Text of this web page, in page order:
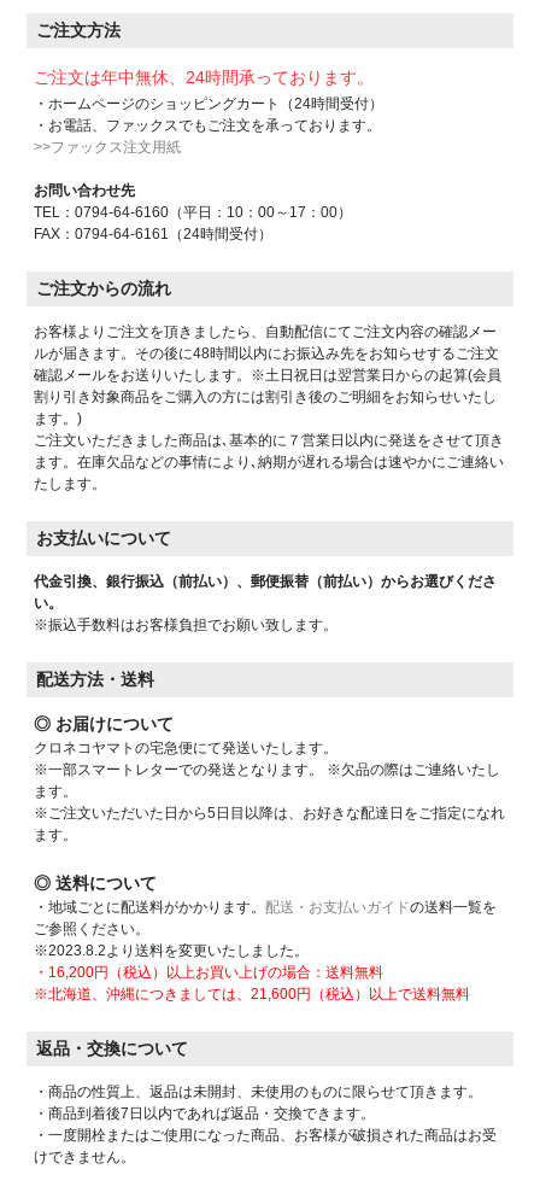
ご注文方法
ご注文は年中無休、24時間承っております。
・ホームページのショッピングカート（24時間受付）
・お電話、ファックスでもご注文を承っております。
>>ファックス注文用紙
お問い合わせ先
TEL：0794-64-6160（平日：10：00～17：00）
FAX：0794-64-6161（24時間受付）
ご注文からの流れ
お客様よりご注文を頂きましたら、自動配信にてご注文内容の確認メー
ルが届きます。その後に48時間以内にお振込み先をお知らせするご注文
確認メールをお送りいたします。※土日祝日は翌営業日からの起算(会員
割り引き対象商品をご購入の方には割引き後のご明細をお知らせいたし
ます。)
ご注文いただきました商品は､基本的に７営業日以内に発送をさせて頂き
ます。在庫欠品などの事情により､納期が遅れる場合は速やかにご連絡い
たします。
お支払いについて
代金引換、銀行振込（前払い）、郵便振替（前払い）からお選びくださ
い。
※振込手数料はお客様負担でお願い致します。
配送方法・送料
◎ お届けについて
クロネコヤマトの宅急便にて発送いたします。
※一部スマートレターでの発送となります。 ※欠品の際はご連絡いたし
ます。
※ご注文いただいた日から5日目以降は、お好きな配達日をご指定になれ
ます。
◎ 送料について
・地域ごとに配送料がかかります。 配送・お支払いガイドの送料一覧を
ご参照ください。
※2023.8.2より送料を変更いたしました。
・16,200円（税込）以上お買い上げの場合：送料無料
※北海道、沖縄につきましては、21,600円（税込）以上で送料無料
返品・交換について
・商品の性質上、返品は未開封、未使用のものに限らせて頂きます。
・商品到着後7日以内であれば返品・交換できます。
・一度開栓またはご使用になった商品、お客様が破損された商品はお受
けできません。